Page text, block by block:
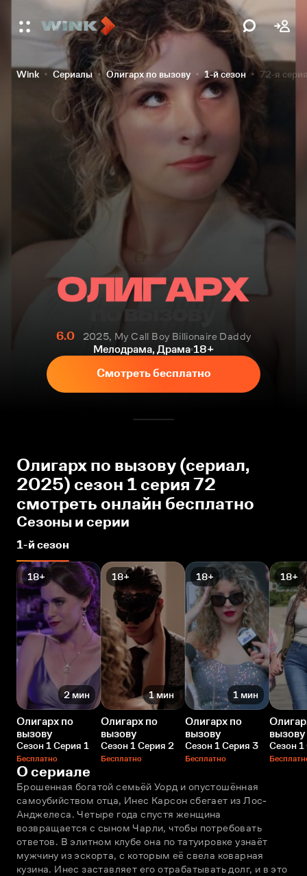
Wink Сериалы Олигарх по вызову 1-й сезон 72-я
6.0
2025, My Call Boy Billionaire Daddy
Мелодрама, Драма 18+
Смотреть бесплатно
Олигарх по вызову (сериал,
2025) сезон 1 серия 72
смотреть онлайн бесплатно
Сезоны и серии
1-й сезон
18+
2 мин
Олигарх по
вызову
Сезон 1 Серия 1
Бесплатно
18+
1 мин
Олигарх по
вызову
Сезон 1 Серия 2
Бесплатно
18+
1 мин
Олигарх по
вызову
Сезон 1 Серия 3
Бесплатно
18+
вызову
Сезон
О сериале
Брошенная богатой семьёй Уорд и опустошённая
самоубийством отца, Инес Карсон сбегает из Лос-
Анджелеса. Четыре года спустя женщина
возвращается с сыном Чарли, чтобы потребовать
ответов. В элитном клубе она по татуировке узнаёт
мужчину из эскорта, с которым её свела коварная
кузина. Инес заставляет его отрабатывать долг, и в это